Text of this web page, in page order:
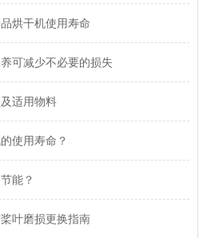
烘干机使用寿命
可减少不必要的损失
适用物料
使用寿命？
能？
叶磨损更换指南